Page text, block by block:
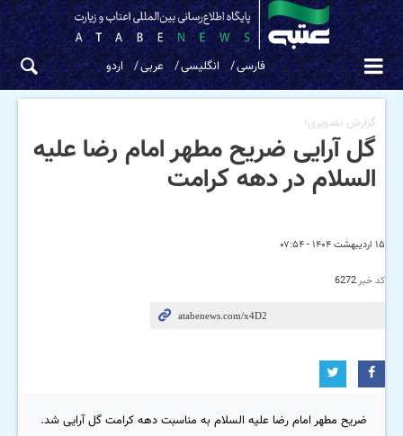
فارسی انگلیسی عربی اردو
۱۵ اردیبهشت ۱۴۰۴ - ۰۷:۵۴
کد خبر6272
گزارش تصویری؛
گل آرایی ضریح مطهر امام رضا علیه
السلام در دهه کرامت
ضریح مطهر امام رضا علیه السلام به مناسبت دهه کرامت گل آرایی شد.